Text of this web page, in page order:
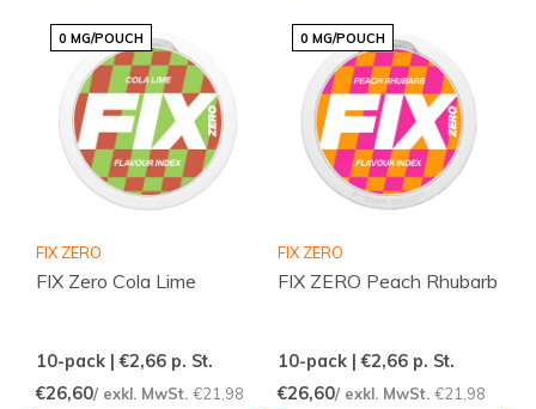
0 MG/POUCH
FIX ZERO
FIX Zero Cola Lime
10-pack | €2,66 p. St.
€26,60/ exkl. MwSt. €21,98
0 MG/POUCH
FIX ZERO
FIX ZERO Peach Rhubarb
10-pack | €2,66p. St.
€26,60/ exkl. MwSt. €21,98